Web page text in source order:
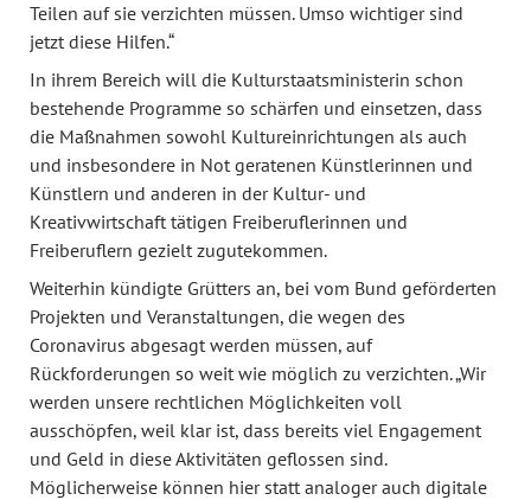
Teilen auf sie verzichten müssen. Umso wichtiger sind
jetzt diese Hilfen.“
In ihrem Bereich will die Kulturstaatsministerin schon
bestehende Programme so schärfen und einsetzen, dass
die Maßnahmen sowohl Kultureinrichtungen als auch
und insbesondere in Not geratenen Künstlerinnen und
Künstlern und anderen in der Kultur- und
Kreativwirtschaft tätigen Freiberuflerinnen und
Freiberuflern gezielt zugutekommen.
Weiterhin kündigte Grütters an, bei vom Bund geförderten
Projekten und Veranstaltungen, die wegen des
Coronavirus abgesagt werden müssen, auf
Rückforderungen so weit wie möglich zu verzichten. „Wir
werden unsere rechtlichen Möglichkeiten voll
ausschöpfen, weil klar ist, dass bereits viel Engagement
und Geld in diese Aktivitäten geflossen sind.
Möglicherweise können hier statt analoger auch digitale